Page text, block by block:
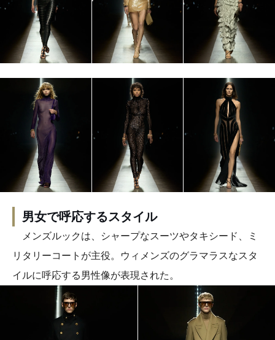
男女で呼応するスタイル
メンズルックは、シャープなスーツやタキシード、ミ
リタリーコートが主役。ウィメンズのグラマラスなスタ
イルに呼応する男性像が表現された。